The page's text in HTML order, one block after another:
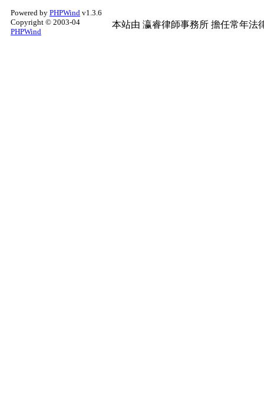
Powered by PHPWind v1.3.6
Copyright © 2003-04
PHPWind
本站由 瀛睿律師事務所 擔任常年法